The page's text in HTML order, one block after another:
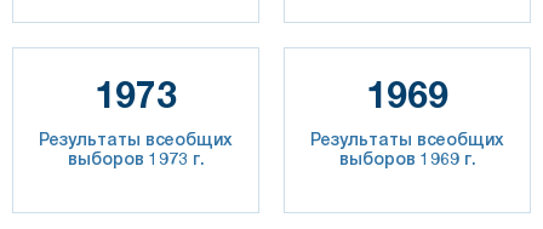
1973
Результаты всеобщих
выборов 1973 г.
1969
Результаты всеобщих
выборов 1969 г.